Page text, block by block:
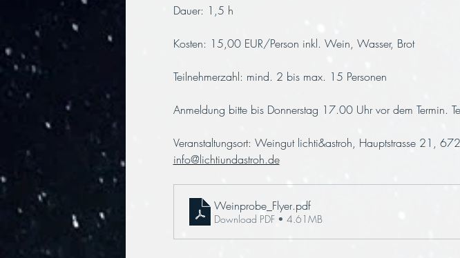
Dauer: 1,5 h
Kosten: 15,00 EUR/Person inkl. Wein, Wasser, Brot
Teilnehmerzahl: mind. 2 bis max. 15 Personen
Anmeldung bitte bis Donnerstag 17.00 Uhr vor dem Termin.
Veranstaltungsort: Weingut lichti&astroh, Hauptstrasse 21,
info@lichtiundastroh.de
Weinprobe_Flyer.pdf
Download PDF • 4.61MB